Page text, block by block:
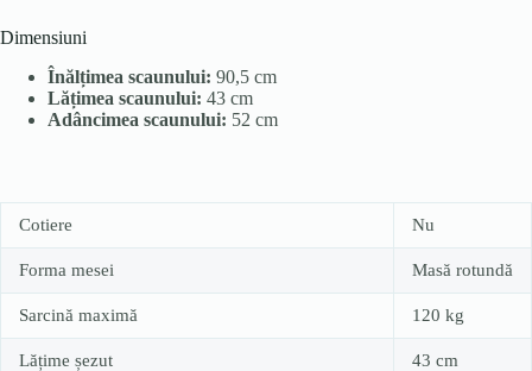
Dimensiuni
Înălțimea scaunului: 90,5 cm
Lățimea scaunului: 43 cm
Adâncimea scaunului: 52 cm
Cotiere Nu
Forma mesei Masă rotundă
Sarcină maximă 120 kg
Lățime șezut 43 cm